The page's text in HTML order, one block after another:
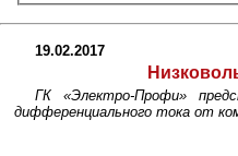
19.02.2017
ГК «Электро-Профи»
дифференциального тока от